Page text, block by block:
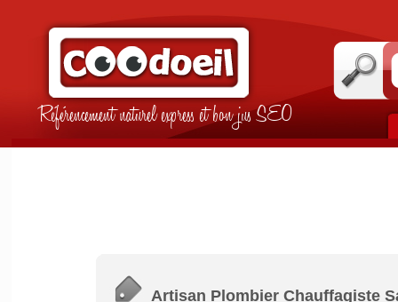
Référencement naturel express et bon jus SEO
Artisan Plombier Chauffagiste